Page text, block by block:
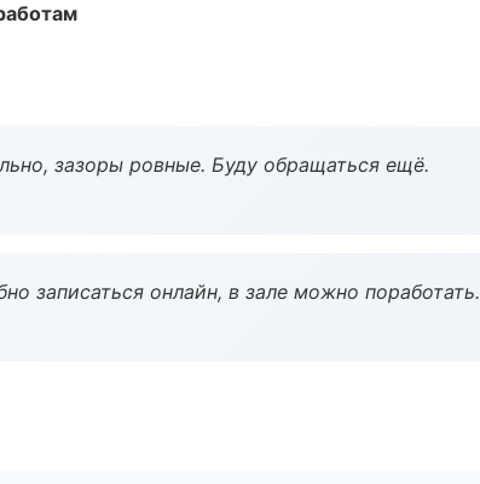
зазоры ровные. Буду обращаться ещё.
записаться онлайн, в зале можно поработать.